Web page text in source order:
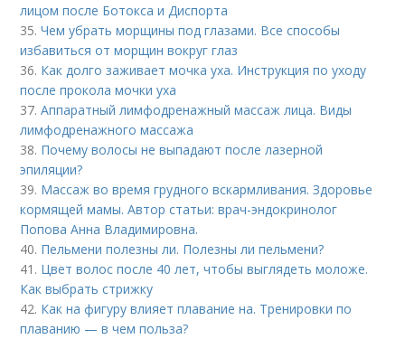
лицом после Ботокса и Диспорта
35.Чем убрать морщины под глазами. Все способы
избавиться от морщин вокруг глаз
36. Как долго заживает мочка уха. Инструкция по уходу
после прокола мочки уха
37.Аппаратный лимфодренажный массаж лица. Виды
лимфодренажного массажа
38. Почему волосы не выпадают после лазерной
эпиляции?
39. Массаж во время грудного вскармливания. Здоровье
кормящей мамы. Автор статьи: врач-эндокринолог
Попова Анна Владимировна.
40. Пельмени полезны ли. Полезны ли пельмени?
41. Цвет волос после 40 лет, чтобы выглядеть моложе.
Как выбрать стрижку
42. Как на фигуру влияет плавание на. Тренировки по
плаванию — в чем польза?